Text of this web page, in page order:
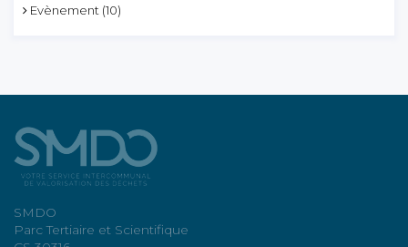
Evènement (10)
SMDO
Parc Tertiaire et Scientifique